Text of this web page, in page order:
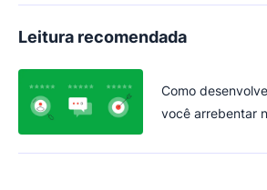
Leitura recomendada
Como
você arrebentar